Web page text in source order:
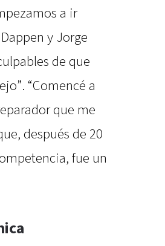
a ir
y Jorge
de que
“Comencé a
que me
después de 20
fue un